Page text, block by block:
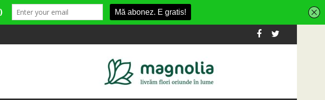
SportinCluj: Cine este fotbalistul cu două diplome care a învățat româna la 2 ani
Compania de Apă Someș,